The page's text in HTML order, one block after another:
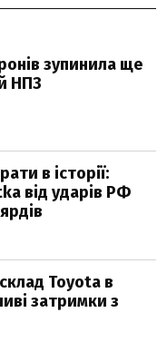
зупинила ще
НПЗ
в історії:
від ударів РФ
Toyota в
затримки з